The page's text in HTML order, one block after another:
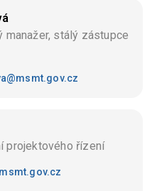
manažer, stálý zástupce
projektového řízení